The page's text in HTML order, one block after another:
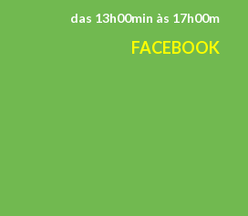
das 13h00min às 17h00m
FACEBOOK